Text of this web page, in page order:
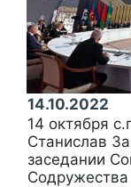
14.10.2022
14 октября
Станислав
заседании